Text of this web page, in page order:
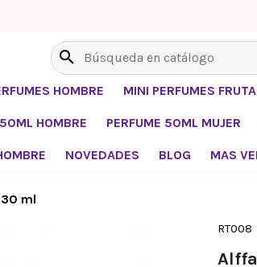
search
HOMBRE MINI PERFUMES
HOMBRE PERFUME 50ML MUJER
NOVEDADES BLOG MAS
ml
RT008